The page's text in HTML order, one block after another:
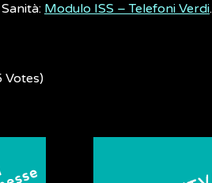
Modulo ISS – Telefoni Verdi.
Votes)